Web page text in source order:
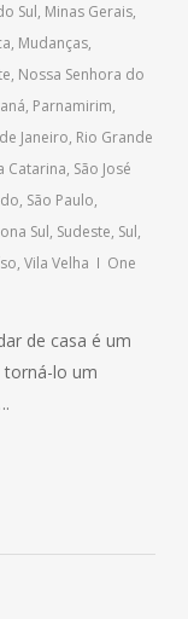
Sul, Minas Gerais,
, Mudanças,
, Nossa Senhora do
, Parnamirim,
Janeiro, Rio Grande
Catarina, São José
, São Paulo,
Sul, Sudeste, Sul,
, Vila Velha
One
de casa é um
torná-lo um